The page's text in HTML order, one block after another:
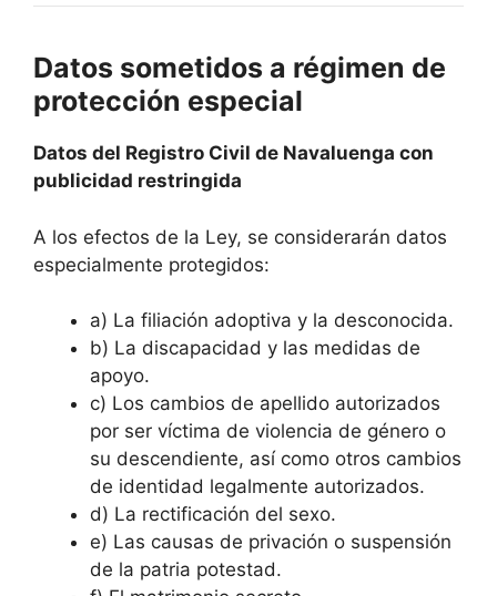
Datos sometidos a régimen de
protección especial
Datos del Registro Civil de Navaluenga con
publicidad restringida
A los efectos de la Ley, se considerarán datos
especialmente protegidos:
a) La filiación adoptiva y la desconocida.
b) La discapacidad y las medidas de
apoyo.
c) Los cambios de apellido autorizados
por ser víctima de violencia de género o
su descendiente, así como otros cambios
de identidad legalmente autorizados.
d) La rectificación del sexo.
e) Las causas de privación o suspensión
de la patria potestad.